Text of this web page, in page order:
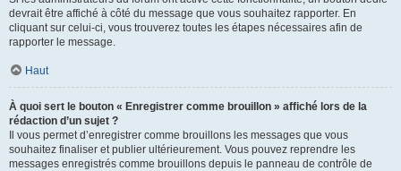
devrait être affiché à côté du message que vous souhaitez rapporter. En
cliquant sur celui-ci, vous trouverez toutes les étapes nécessaires afin de
rapporter le message.
Haut
À quoi sert le bouton « Enregistrer comme brouillon » affiché lors de la
rédaction d’un sujet ?
Il vous permet d’enregistrer comme brouillons les messages que vous
souhaitez finaliser et publier ultérieurement. Vous pouvez reprendre les
messages enregistrés comme brouillons depuis le panneau de contrôle de